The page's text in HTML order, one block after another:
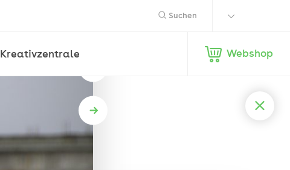
Suchen
Kreativ­zentrale Webshop